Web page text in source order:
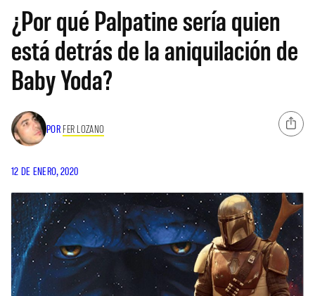
¿Por qué Palpatine sería quien
está detrás de la aniquilación de
Baby Yoda?
POR FER LOZANO
12 DE ENERO, 2020